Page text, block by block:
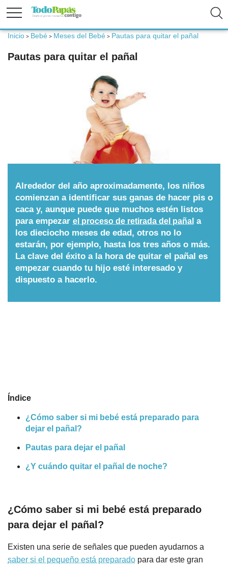
Calculadoras
Nombres
Cuentos
Inicio > Bebé > Meses del Bebé > Pautas para quitar el pañal
Pautas para quitar el pañal
Alrededor del año aproximadamente, los niños
comienzan a identificar sus ganas de hacer pis o
caca y, aunque puede que muchos estén listos
para empezar el proceso de retirada del pañal a
los dieciocho meses de edad, otros no lo
estarán, por ejemplo, hasta los tres años o más.
La clave del éxito a la hora de quitar el pañal es
empezar cuando tu hijo esté interesado y
dispuesto a hacerlo.
Índice
¿Cómo saber si mi bebé está preparado para
dejar el pañal?
Pautas para dejar el pañal
¿Y cuándo quitar el pañal de noche?
¿Cómo saber si mi bebé está preparado
para dejar el pañal?
Existen una serie de señales que pueden ayudarnos a
saber si el pequeño está preparado para dar este gran